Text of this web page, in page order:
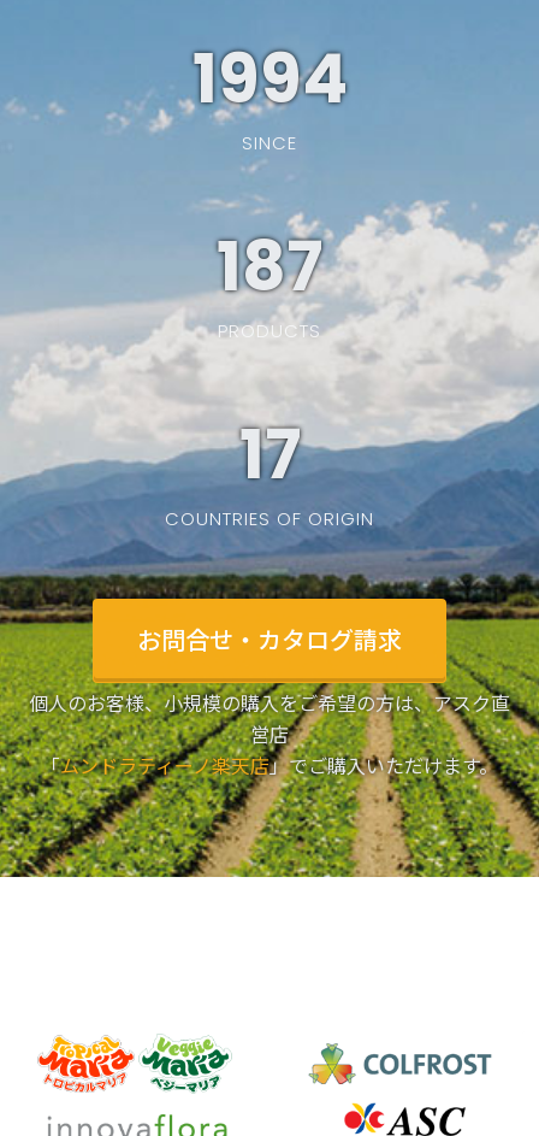
1994
SINCE
187
PRODUCTS
19
COUNTRIES OF ORIGIN
お問合せ・カタログ請求
個人のお客様、小規模の購入をご希望の方は、アスク直
営店
「ムンドラティーノ楽天店」でご購入いただけます。